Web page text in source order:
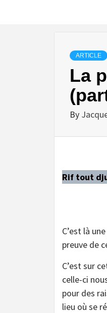
ARTICLE
La
By
Rif tout
C’est là
preuve de
C’est sur
celle-ci
pour des
lieu où se